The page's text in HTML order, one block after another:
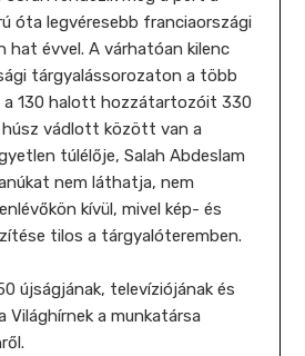
óta legvéresebb franciaországi
hat évvel. A várhatóan kilenc
tárgyalássorozaton a több
a 130 halott hozzátartozóit 330
húsz vádlott között van a
túlélője, Salah Abdeslam
nem láthatja, nem
kívül, mivel kép- és
tilos a tárgyalóteremben.
újságjának, televíziójának és
Világhírnek a munkatársa